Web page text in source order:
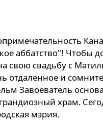
аббатство"! Чтобы
свою свадьбу с
отдаленное и
Завоеватель
храм.
мэрия.